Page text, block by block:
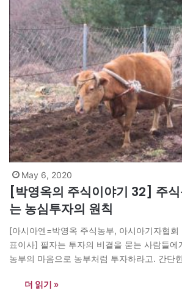
May 6, 2020
[박영옥의 주식이야기 32] 주
는 농심투자의 원칙
[아시아엔=박영옥 주식농부, 아시아기자협회
표이사] 필자는 투자의 비결을 묻는 사람들에
농부의 마음으로 농부처럼 투자하라고. 간단
낸다는 것도 쉬운 일은 아니다. 그래서 투자를
더 읽기 »